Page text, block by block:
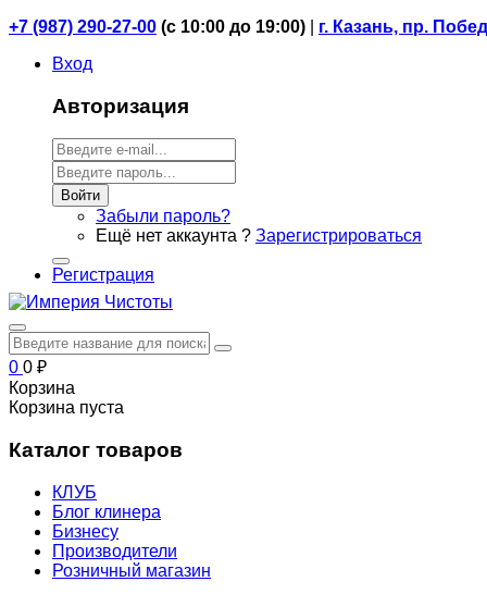
+7 (987) 290-27-00 (с 10:00 до 19:00)
г. Казань, пр.
Вход
Авторизация
Войти
Забыли пароль?
Ещё нет аккаунта ? Зарегистрироваться
Регистрация
0 0 ₽
Корзина
Корзина пуста
Каталог товаров
КЛУБ
Блог клинера
Бизнесу
Производители
Розничный магазин